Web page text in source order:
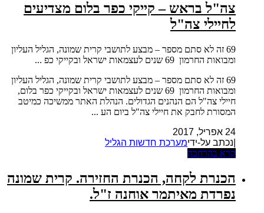
צה"ל בראש – קייקי כפר בלום מצדיעים
לחיילי צה"ל
69 זה לא סתם מספר – מבצע לתושבי קרית שמונה, הגליל העליון
ומבואות החרמון 69 שנים לעצמאות ישראל ובקייקי כפ ...
69 זה לא סתם מספר – מבצע לתושבי קרית שמונה, הגליל העליון
ומבואות החרמון 69 שנים לעצמאות ישראל ובקייקי כפר בלום,
חיילי צה"ל הם הנהנים הגדולים. הנהלת האתר ממשיכה כמיטב
המסורת לחבק את חיילי צה"ל ביום הע ...
24 אפריל, 2017
|נכתב על-ידימערכת חדשות הגליל
קרא בהרחבה
הכנרת לקחה, הכנרת החזירה. קרית שמונה
נפרדת מאיתמר אוחנה ז"ל.